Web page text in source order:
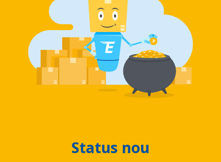
Status nou